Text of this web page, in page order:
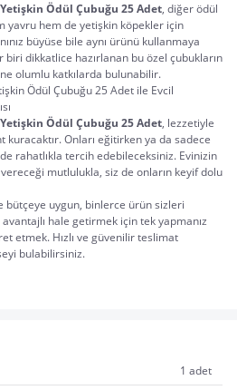
Ödül Çubuğu 25 Adet, diğer ödül
yavru hem de yetişkin köpekler için
büyüse bile aynı ürünü kullanmaya
dikkatlice hazırlanan bu özel çubukların
olumlu katkılarda bulunabilir.
Ödül Çubuğu 25 Adet ile Evcil
Ödül Çubuğu 25 Adet, lezzetiyle
kuracaktır. Onları eğitirken ya da sadece
rahatlıkla tercih edebileceksiniz. Evinizin
vereceği mutlulukla, siz de onların keyif dolu
bütçeye uygun, binlerce ürün sizleri
hale getirmek için tek yapmanız
etmek. Hızlı ve güvenilir teslimat
bulabilirsiniz.
1 adet